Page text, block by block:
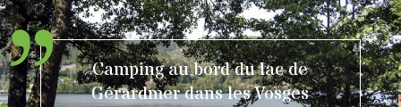
Camping au bord du lac de
Gérardmer dans les Vosges